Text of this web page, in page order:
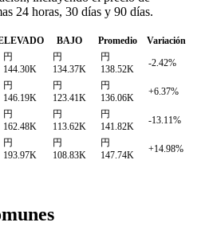
24 horas, 30 días y 90 días.
BAJO Promedio
Variación
円
144.30K
円
134.37K
円
138.52K
-2.42%
円
146.19K
円
123.41K
円
136.06K
+6.37%
円
162.48K
円
113.62K
円
141.82K
-13.11%
円
193.97K
円
108.83K
円
147.74K
+14.98%